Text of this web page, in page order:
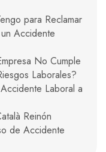
para Reclamar
Accidente
No Cumple
Laborales?
Laboral a
Reinón
de Accidente